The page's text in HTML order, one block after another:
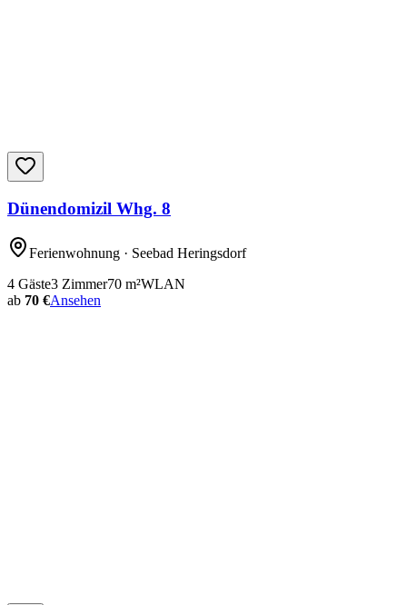
Dünendomizil Whg. 8
Ferienwohnung · Seebad Heringsdorf
4 Gäste3 Zimmer70 m²WLAN
ab 70 €Ansehen